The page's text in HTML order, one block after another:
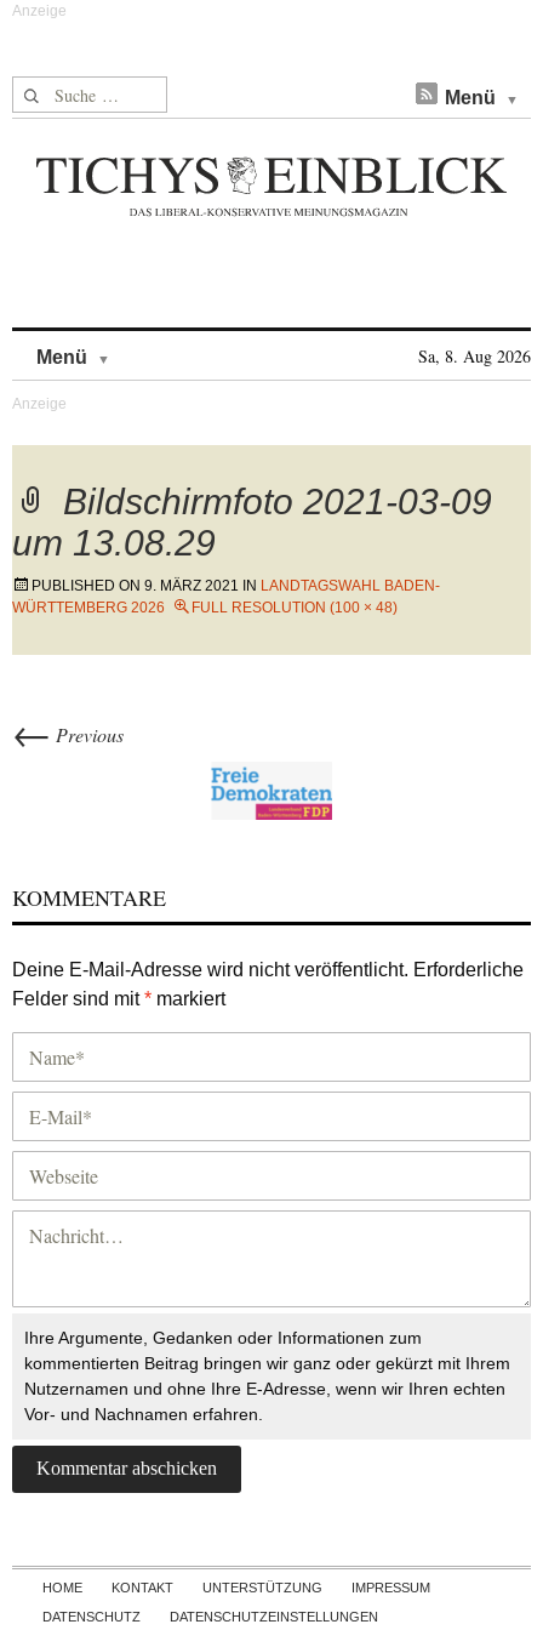
Suche nach: Menü
Menü Sa, 8. Aug 2026
Bildschirmfoto 2021-03-09
um 13.08.29
PUBLISHED ON 9. MÄRZ 2021 IN LANDTAGSWAHL BADEN-
WÜRTTEMBERG 2026
FULL RESOLUTION (100 × 48)
← Previous
KOMMENTARE
Deine E-Mail-Adresse wird nicht veröffentlicht. Erforderliche
Felder sind mit* markiert
Ihre Argumente, Gedanken oder Informationen zum
kommentierten Beitrag bringen wir ganz oder gekürzt mit Ihrem
Nutzernamen und ohne Ihre E-Adresse, wenn wir Ihren echten
Vor- und Nachnamen erfahren.
Skip to content
HOME KONTAKT UNTERSTÜTZUNG
IMPRESSUM
DATENSCHUTZ
DATENSCHUTZEINSTELLUNGEN